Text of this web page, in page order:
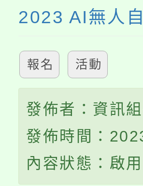
2023 AI無人
報名 活動
發佈者：資訊
發佈時間：
內容狀態：啟